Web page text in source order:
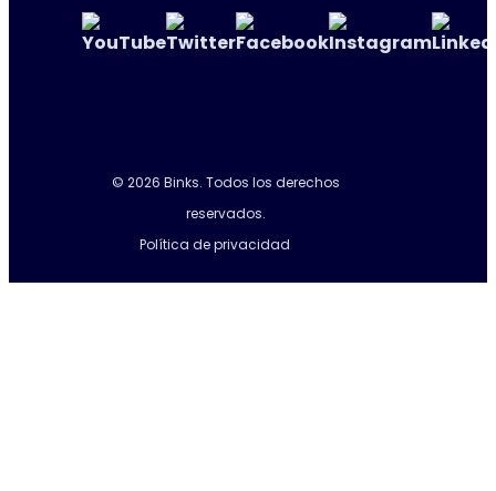
© 2026 Binks. Todos los derechos
reservados.
Política de privacidad